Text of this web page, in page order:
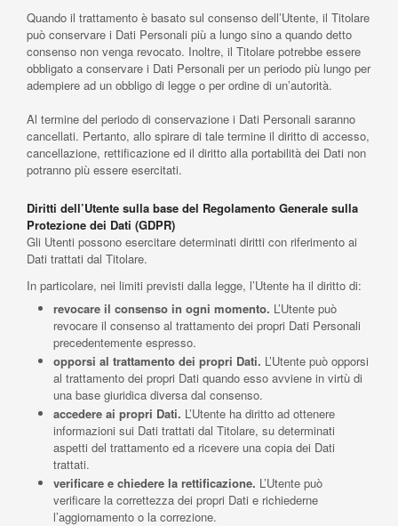
Quando il trattamento è basato sul consenso dell’Utente, il Titolare
può conservare i Dati Personali più a lungo sino a quando detto
consenso non venga revocato. Inoltre, il Titolare potrebbe essere
obbligato a conservare i Dati Personali per un periodo più lungo per
adempiere ad un obbligo di legge o per ordine di un’autorità.
Al termine del periodo di conservazione i Dati Personali saranno
cancellati. Pertanto, allo spirare di tale termine il diritto di accesso,
cancellazione, rettificazione ed il diritto alla portabilità dei Dati non
potranno più essere esercitati.
Diritti dell’Utente sulla base del Regolamento Generale sulla
Protezione dei Dati (GDPR)
Gli Utenti possono esercitare determinati diritti con riferimento ai
Dati trattati dal Titolare.
In particolare, nei limiti previsti dalla legge, l’Utente ha il diritto di:
revocare il consenso in ogni momento. L’Utente può
revocare il consenso al trattamento dei propri Dati Personali
precedentemente espresso.
opporsi al trattamento dei propri Dati. L’Utente può opporsi
al trattamento dei propri Dati quando esso avviene in virtù di
una base giuridica diversa dal consenso.
accedere ai propri Dati. L’Utente ha diritto ad ottenere
informazioni sui Dati trattati dal Titolare, su determinati
aspetti del trattamento ed a ricevere una copia dei Dati
trattati.
verificare e chiedere la rettificazione. L’Utente può
verificare la correttezza dei propri Dati e richiederne
l’aggiornamento o la correzione.